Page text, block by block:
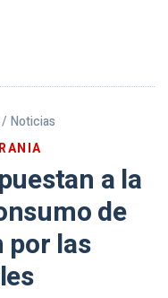
/ Noticias
a la
de
por las